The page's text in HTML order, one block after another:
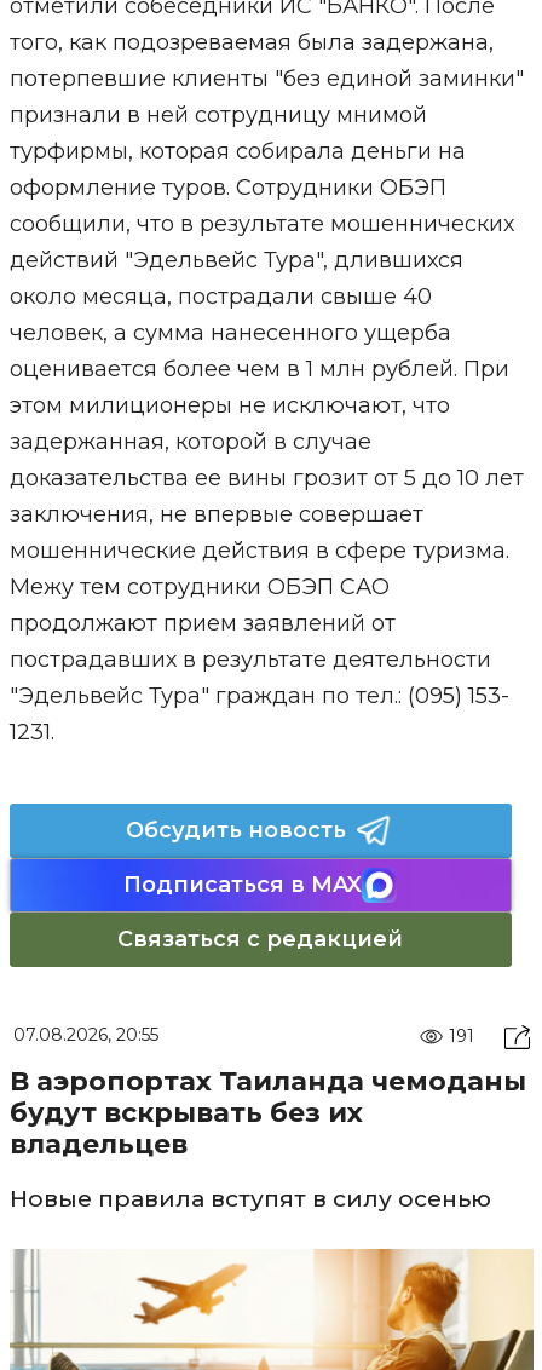
отметили собеседники ИС "БАНКО". После
того, как подозреваемая была задержана,
потерпевшие клиенты "без единой заминки"
признали в ней сотрудницу мнимой
турфирмы, которая собирала деньги на
оформление туров. Сотрудники ОБЭП
сообщили, что в результате мошеннических
действий "Эдельвейс Тура", длившихся
около месяца, пострадали свыше 40
человек, а сумма нанесенного ущерба
оценивается более чем в 1 млн рублей. При
этом милиционеры не исключают, что
задержанная, которой в случае
доказательства ее вины грозит от 5 до 10 лет
заключения, не впервые совершает
мошеннические действия в сфере туризма.
Межу тем сотрудники ОБЭП САО
продолжают прием заявлений от
пострадавших в результате деятельности
"Эдельвейс Тура" граждан по тел.: (095) 153-
1231.
Обсудить новость
Подписаться в MAX
Связаться с редакцией
07.08.2026, 20:55 191
В аэропортах Таиланда чемоданы
будут вскрывать без их
владельцев
Новые правила вступят в силу осенью